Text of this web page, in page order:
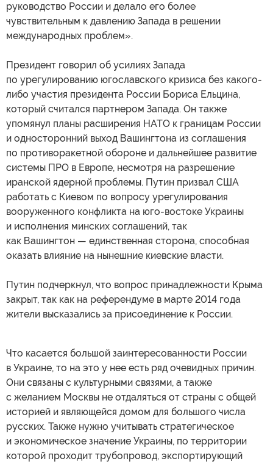
руководство России и делало его более
чувствительным к давлению Запада в решении
международных проблем».
Президент говорил об усилиях Запада
по урегулированию югославского кризиса без какого-
либо участия президента России Бориса Ельцина,
который считался партнером Запада. Он также
упомянул планы расширения НАТО к границам России
и односторонний выход Вашингтона из соглашения
по противоракетной обороне и дальнейшее развитие
системы ПРО в Европе, несмотря на разрешение
иранской ядерной проблемы. Путин призвал США
работать с Киевом по вопросу урегулирования
вооруженного конфликта на юго-востоке Украины
и исполнения минских соглашений, так
как Вашингтон — единственная сторона, способная
оказать влияние на нынешние киевские власти.
Путин подчеркнул, что вопрос принадлежности Крыма
закрыт, так как на референдуме в марте 2014 года
жители высказались за присоединение к России.
Что касается большой заинтересованности России
в Украине, то на это у нее есть ряд очевидных причин.
Они связаны с культурными связями, а также
с желанием Москвы не отдаляться от страны с общей
историей и являющейся домом для большого числа
русских. Также нужно учитывать стратегическое
и экономическое значение Украины, по территории
которой проходит трубопровод, экспортирующий